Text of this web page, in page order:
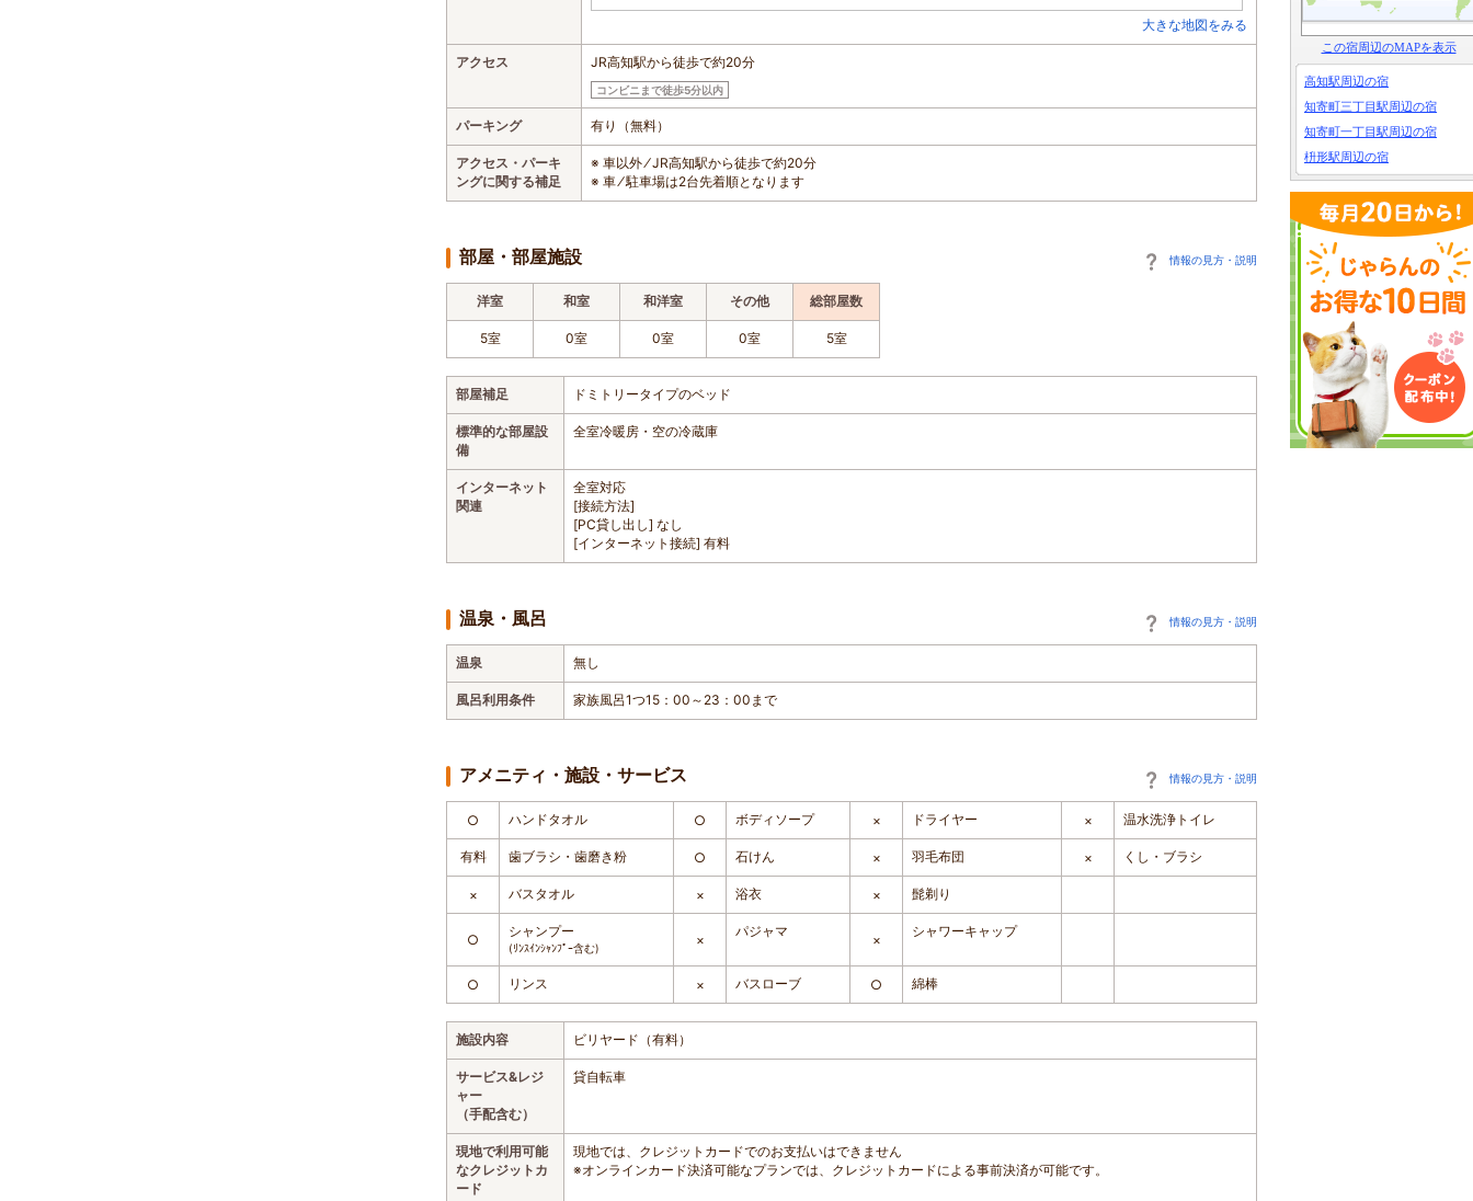
大きな地図をみる
アクセス JR高知駅から徒歩で約20分
コンビニまで徒歩5分以内
パーキング 有り（無料）
アクセス・パーキ
ングに関する補足
※ 車以外 ⁄ JR高知駅から徒歩で約20分
※ 車 ⁄ 駐車場は2台先着順となります
部屋・部屋施設 情報の見方・説明
洋室 和室 和洋室 その他 総部屋数
5室 0室 0室 0室 5室
部屋補足 ドミトリータイプのベッド
標準的な部屋設
備
全室冷暖房・空の冷蔵庫
インターネット
関連
全室対応
[接続方法]
[PC貸し出し] なし
[インターネット接続] 有料
温泉・風呂 情報の見方・説明
温泉 無し
風呂利用条件 家族風呂1つ15：00～23：00まで
アメニティ・施設・サービス 情報の見方・説明
○ ハンドタオル ○ ボディソープ × ドライヤー × 温水洗浄トイレ
有料 歯ブラシ・歯磨き粉 ○ 石けん × 羽毛布団 × くし・ブラシ
× バスタオル × 浴衣 × 髭剃り
○
シャンプー
(ﾘﾝｽｲﾝｼｬﾝﾌﾟｰ含む) ×
パジャマ
×
シャワーキャップ
○ リンス × バスローブ ○ 綿棒
施設内容 ビリヤード（有料）
サービス&レジ
ャー
（手配含む）
貸自転車
現地で利用可能
なクレジットカ
ード
現地では、クレジットカードでのお支払いはできません
※オンラインカード決済可能なプランでは、クレジットカードによる事前決済が可能です。
この宿周辺のMAPを表示
高知駅周辺の宿
知寄町三丁目駅周辺の宿
知寄町一丁目駅周辺の宿
枡形駅周辺の宿